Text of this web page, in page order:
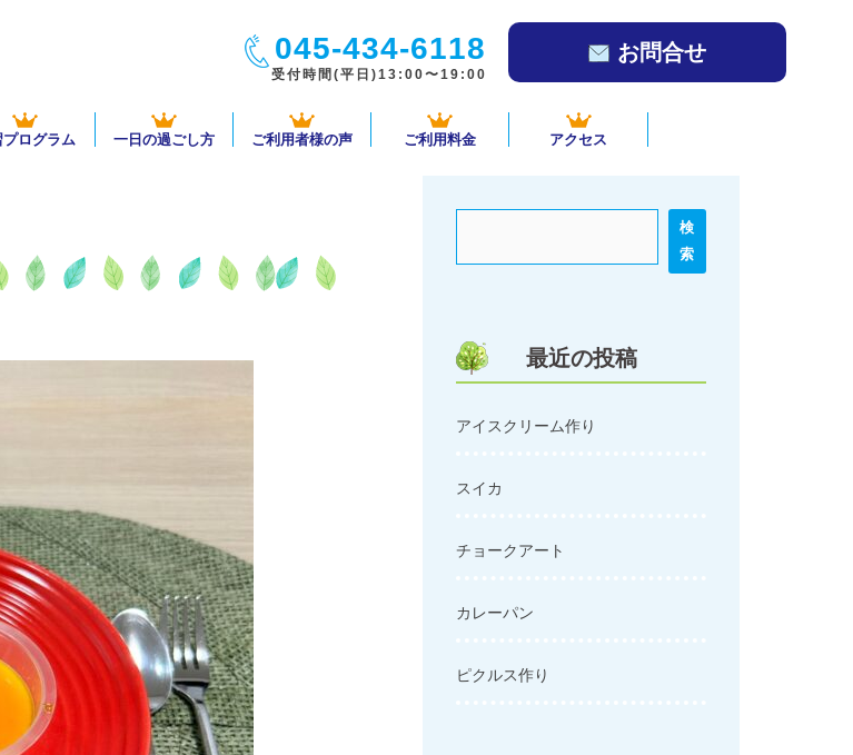
045-434-6118
受付時間(平日)13:00〜19:00
お問合せ
プログラム 一日の過ごし方 ご利用者様の声 ご利用料金 アクセス
検
索
最近の投稿
アイスクリーム作り
スイカ
チョークアート
カレーパン
ピクルス作り